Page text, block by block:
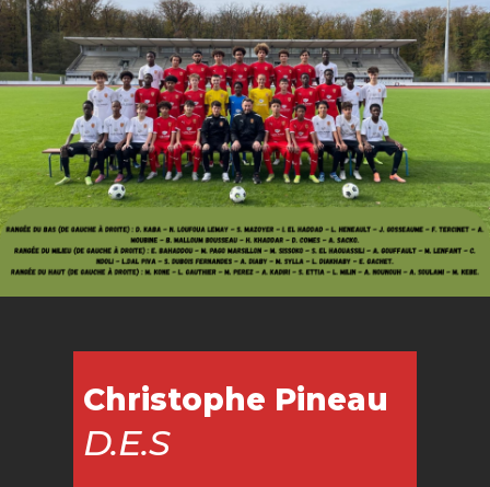
Christophe Pineau
D.E.S